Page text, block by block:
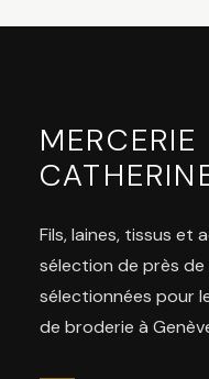
MERCERIE
Fils, laines, tissus et
sélection de près
sélectionnées pour
de broderie à